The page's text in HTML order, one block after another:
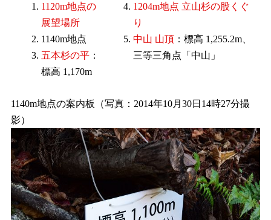
1120m地点の
展望場所
1140m地点
五本杉の平 ：
標高 1,170m
1204m地点 立山杉の股くぐ
り
中山 山頂 ：標高 1,255.2m、
三等三角点「中山」
1140m地点の案内板（写真：2014年10月30日14時27分撮
影）